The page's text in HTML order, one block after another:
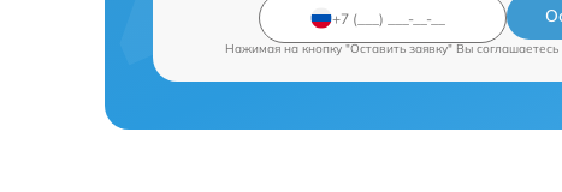
Нажимая на кнопку "Оставить заявку" Вы соглашаетесь